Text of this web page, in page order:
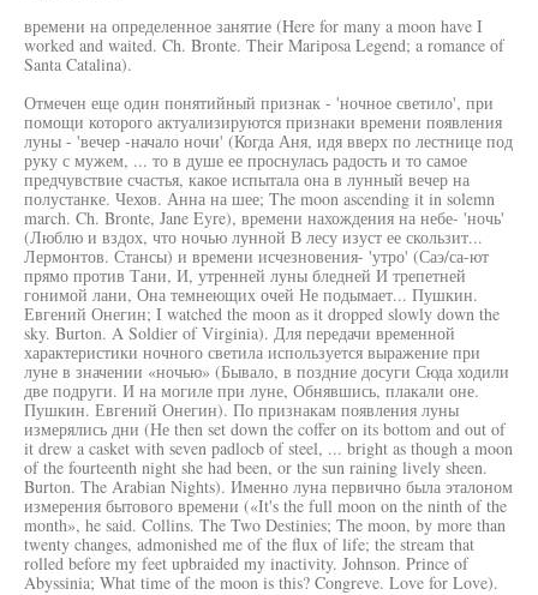
времени на определенное занятие (Here for many a moon have I
worked and waited. Ch. Bronte. Their Mariposa Legend; a romance of
Santa Catalina).
Отмечен еще один понятийный признак - 'ночное светило', при
помощи которого актуализируются признаки времени появления
луны - 'вечер -начало ночи' (Когда Аня, идя вверх по лестнице под
руку с мужем, ... то в душе ее проснулась радость и то самое
предчувствие счастья, какое испытала она в лунный вечер на
полустанке. Чехов. Анна на шее; The moon ascending it in solemn
march. Ch. Bronte, Jane Eyre), времени нахождения на небе- 'ночь'
(Люблю и вздох, что ночью лунной В лесу изуст ее скользит...
Лермонтов. Стансы) и времени исчезновения- 'утро' (Саэ/са-ют
прямо против Тани, И, утренней луны бледней И трепетней
гонимой лани, Она темнеющих очей Не подымает... Пушкин.
Евгений Онегин; I watched the moon as it dropped slowly down the
sky. Burton. A Soldier of Virginia). Для передачи временной
характеристики ночного светила используется выражение при
луне в значении «ночью» (Бывало, в поздние досуги Сюда ходили
две подруги. И на могиле при луне, Обнявшись, плакали оне.
Пушкин. Евгений Онегин). По признакам появления луны
измерялись дни (Не then set down the coffer on its bottom and out of
it drew a casket with seven padlocb of steel, ... bright as though a moon
of the fourteenth night she had been, or the sun raining lively sheen.
Burton. The Arabian Nights). Именно луна первично была эталоном
измерения бытового времени («It's the full moon on the ninth of the
month», he said. Collins. The Two Destinies; The moon, by more than
twenty changes, admonished me of the flux of life; the stream that
rolled before my feet upbraided my inactivity. Johnson. Prince of
Abyssinia; What time of the moon is this? Congreve. Love for Love).